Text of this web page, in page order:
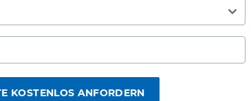
KOSTENLOS ANFORDERN